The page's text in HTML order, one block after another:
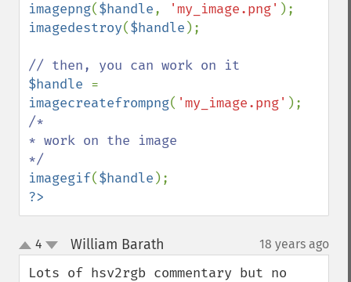
imagepng($handle, 'my_image.png'
imagedestroy($handle );
$handle
imagecreatefrompng( 'my_image.png'
/*
* work on the image
imagegif($handle
?>
up
down
4 William Barath 18 years ago
Lots of hsv2rgb commentary but no